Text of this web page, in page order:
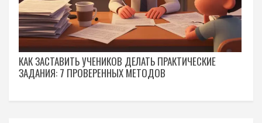
КАК ЗАСТАВИТЬ УЧЕНИКОВ ДЕЛАТЬ ПРАКТИЧЕСКИЕ
ЗАДАНИЯ: 7 ПРОВЕРЕННЫХ МЕТОДОВ